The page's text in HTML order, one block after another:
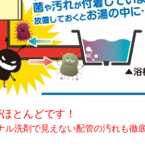
とんどです！
ル洗剤で見えない配管の汚れも徹